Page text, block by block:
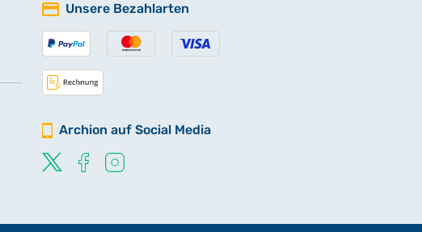
Unsere Bezahlarten
Archion auf Social Media